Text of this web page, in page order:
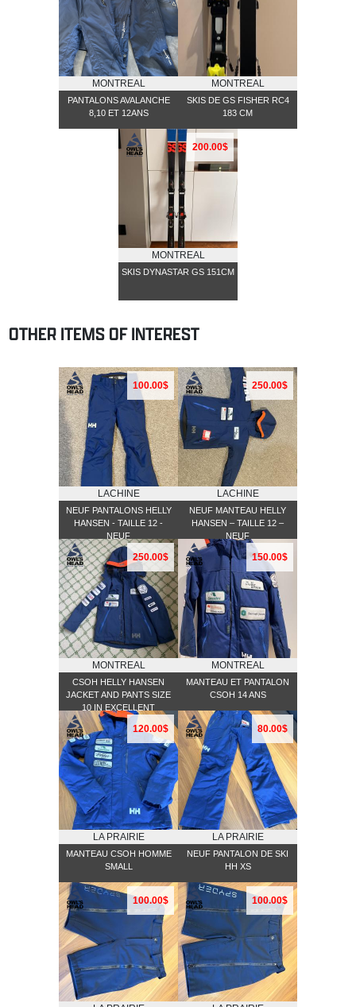
MONTREAL
PANTALONS AVALANCHE
8,10 ET 12ANS
MONTREAL
SKIS DE GS FISHER RC4
183 CM
200.00$
MONTREAL
SKIS DYNASTAR GS 151CM
OTHER ITEMS OF INTEREST
100.00$
LACHINE
NEUF PANTALONS HELLY
HANSEN - TAILLE 12 -
NEUF
250.00$
LACHINE
NEUF MANTEAU HELLY
HANSEN – TAILLE 12 –
NEUF
250.00$
MONTREAL
CSOH HELLY HANSEN
JACKET AND PANTS SIZE
10 IN EXCELLENT
CONDITION
150.00$
MONTREAL
MANTEAU ET PANTALON
CSOH 14 ANS
120.00$
LA PRAIRIE
MANTEAU CSOH HOMME
SMALL
80.00$
LA PRAIRIE
NEUF PANTALON DE SKI
HH XS
100.00$ 100.00$